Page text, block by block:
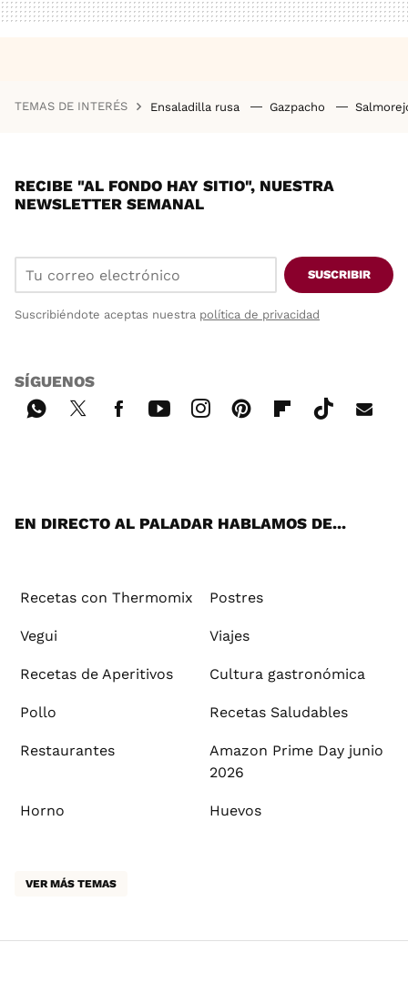
TEMAS DE INTERÉS Ensaladilla rusa Gazpacho
RECIBE "AL FONDO HAY SITIO", NUESTRA
NEWSLETTER SEMANAL
SUSCRIBIR
Suscribiéndote aceptas nuestra política de privacidad
SÍGUENOS
EN DIRECTO AL PALADAR HABLAMOS DE...
Recetas con Thermomix Postres
Vegui Viajes
Recetas de Aperitivos Cultura gastronómica
Pollo Recetas Saludables
Restaurantes
Amazon Prime Day junio
2026
Horno Huevos
VER MÁS TEMAS